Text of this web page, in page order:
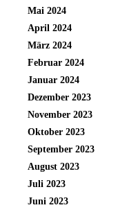
Mai 2024
April 2024
März 2024
Februar 2024
Januar 2024
Dezember 2023
November 2023
Oktober 2023
September 2023
August 2023
Juli 2023
Juni 2023